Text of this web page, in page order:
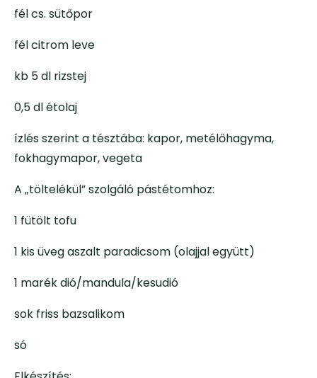
fél cs. sütőpor
fél citrom leve
kb 5 dl rizstej
0,5 dl étolaj
ízlés szerint a tésztába: kapor, metélőhagyma,
fokhagymapor, vegeta
A „töltelékül” szolgáló pástétomhoz:
1 fütölt tofu
1 kis üveg aszalt paradicsom (olajjal együtt)
1 marék dió/mandula/kesudió
sok friss bazsalikom
só